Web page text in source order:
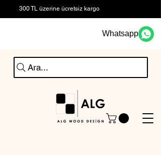
300 TL üzerine ücretsiz kargo
Ara...
Whatsapp